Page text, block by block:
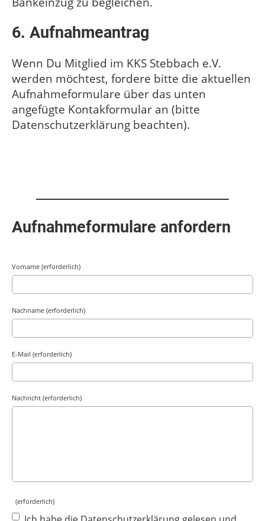
6. Aufnahmeantrag
Wenn Du Mitglied im KKS Stebbach e.V.
werden möchtest, fordere bitte die aktuellen
Aufnahmeformulare über das unten
angefügte Kontakformular an (bitte
Datenschutzerklärung beachten).
Aufnahmeformulare anfordern
Vorname (erforderlich)
Nachname (erforderlich)
E-Mail (erforderlich)
Nachricht (erforderlich)
(erforderlich)